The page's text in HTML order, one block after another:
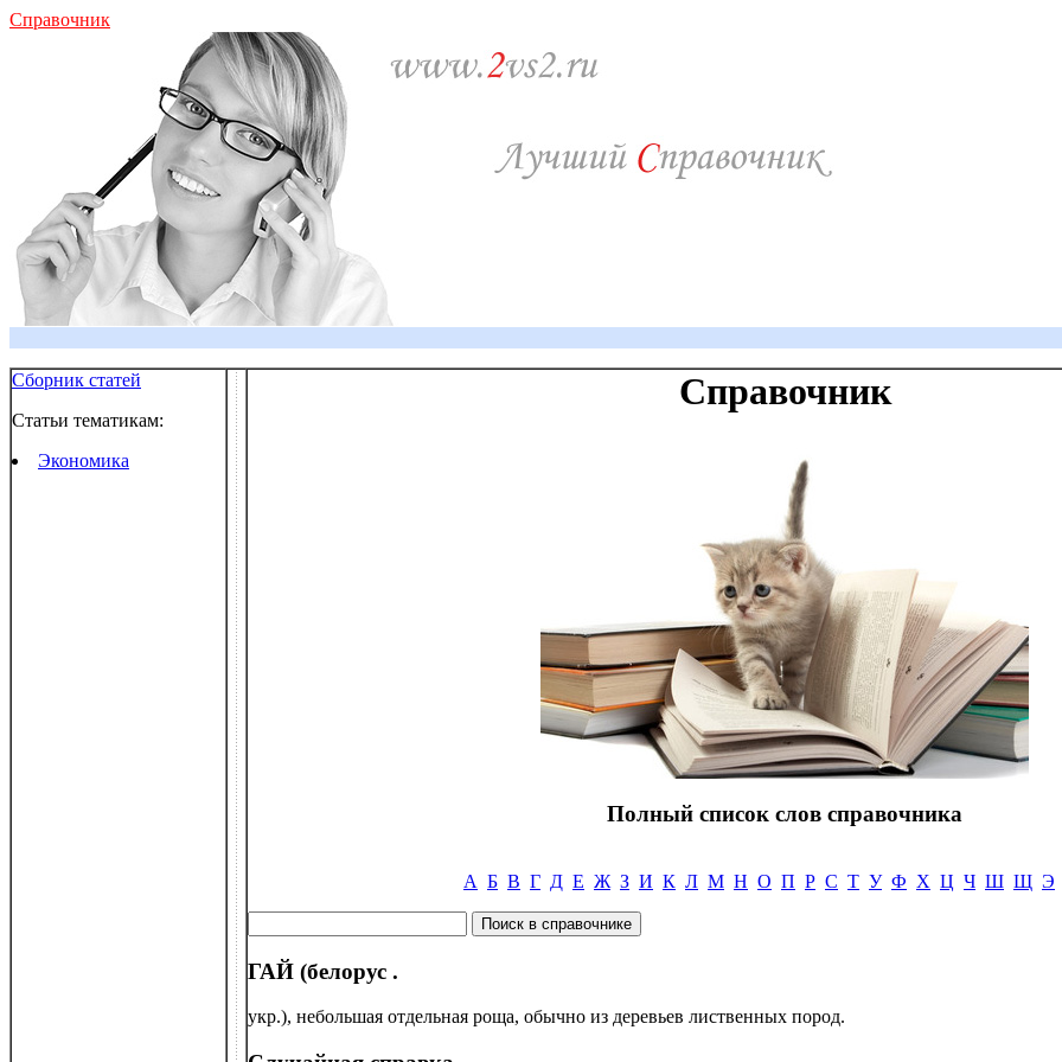
Справочник
Сборник статей
Статьи тематикам:
Экономика
Справочник
Полный список слов справочника
А Б В Г Д Е Ж З И К Л М Н О П Р С Т У Ф Х Ц Ч Ш Щ Э
ГАЙ (белорус .
укр.), небольшая отдельная роща, обычно из деревьев лиственных пород.